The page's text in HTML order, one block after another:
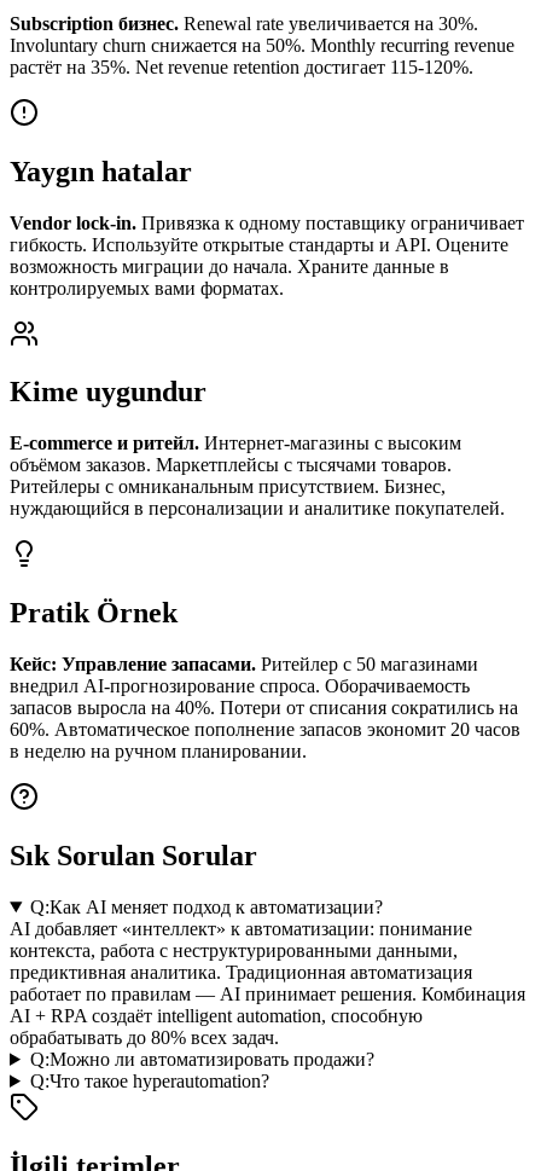
Subscription бизнес. Renewal rate увеличивается на 30%.
Involuntary churn снижается на 50%. Monthly recurring revenue
растёт на 35%. Net revenue retention достигает 115-120%.
Yaygın hatalar
Vendor lock-in. Привязка к одному поставщику ограничивает
гибкость. Используйте открытые стандарты и API. Оцените
возможность миграции до начала. Храните данные в
контролируемых вами форматах.
Kime uygundur
E-commerce и ритейл. Интернет-магазины с высоким
объёмом заказов. Маркетплейсы с тысячами товаров.
Ритейлеры с омниканальным присутствием. Бизнес,
нуждающийся в персонализации и аналитике покупателей.
Pratik Örnek
Кейс: Управление запасами. Ритейлер с 50 магазинами
внедрил AI-прогнозирование спроса. Оборачиваемость
запасов выросла на 40%. Потери от списания сократились на
60%. Автоматическое пополнение запасов экономит 20 часов
в неделю на ручном планировании.
Sık Sorulan Sorular
Q:Как AI меняет подход к автоматизации?
AI добавляет «интеллект» к автоматизации: понимание
контекста, работа с неструктурированными данными,
предиктивная аналитика. Традиционная автоматизация
работает по правилам — AI принимает решения. Комбинация
AI + RPA создаёт intelligent automation, способную
обрабатывать до 80% всех задач.
Q:Можно ли автоматизировать продажи?
Q:Что такое hyperautomation?